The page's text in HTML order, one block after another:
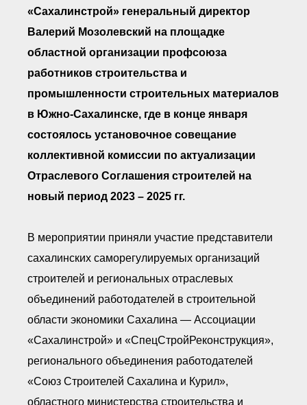
строительный контроль
объединения
Ассоциации —
● Реестр членов
заказчиков
● Реестр членов
Ассоциации с правом
ООТСУО
имеющих строительные
Политика информационной
Антикоррупционная политика
Орган надзора
Охрана труда
Работа в Общественных советах
Законодательство РФ по
Повышение квалификации,
«Сахалинстрой» генеральный директор
Валерий Мозолевский на площадке
областной организации профсоюза
работников строительства и
промышленности строительных материалов
в Южно-Сахалинске, где в конце января
состоялось установочное совещание
коллективной комиссии по актуализации
Отраслевого Соглашения строителей на
новый период 2023 – 2025 гг.
В мероприятии приняли участие представители
сахалинских саморегулируемых организаций
строителей и региональных отраслевых
объединений работодателей в строительной
области экономики Сахалина — Ассоциации
«Сахалинстрой» и «СпецСтройРеконструкция»,
регионального объединения работодателей
«Союз Строителей Сахалина и Курил»,
областного министерства строительства и